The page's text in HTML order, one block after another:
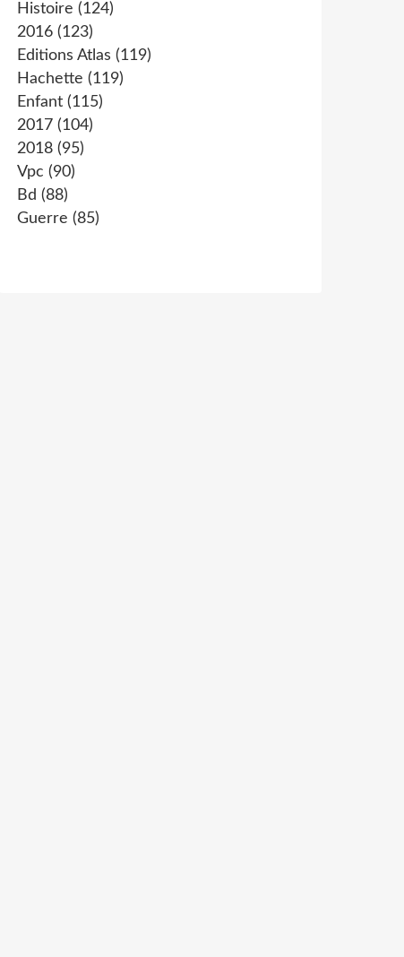
Histoire (124)
2016 (123)
Editions Atlas (119)
Hachette (119)
Enfant (115)
2017 (104)
2018 (95)
Vpc (90)
Bd (88)
Guerre (85)